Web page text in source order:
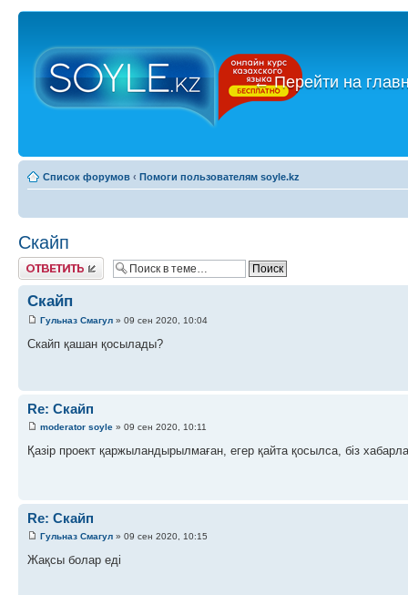
←Перейти на
Список форумов ‹ Помоги пользователям soyle.kz
Скайп
Ответить
Скайп
Гульназ Смагул » 09 сен 2020, 10:04
Скайп қашан қосылады?
Re: Скайп
moderator soyle » 09 сен 2020, 10:11
Қазір проект қаржыландырылмаған, егер қайта қосылса, біз
Re: Скайп
Гульназ Смагул » 09 сен 2020, 10:15
Жақсы болар еді